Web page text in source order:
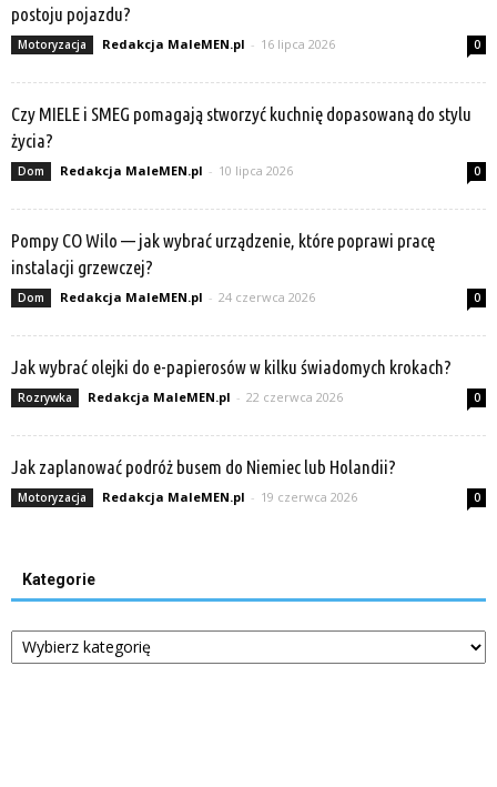
postoju pojazdu?
Motoryzacja Redakcja MaleMEN.pl - 16 lipca 2026 0
Czy MIELE i SMEG pomagają stworzyć kuchnię dopasowaną do stylu
życia?
Dom Redakcja MaleMEN.pl - 10 lipca 2026 0
Pompy CO Wilo — jak wybrać urządzenie, które poprawi pracę
instalacji grzewczej?
Dom Redakcja MaleMEN.pl - 24 czerwca 2026 0
Jak wybrać olejki do e-papierosów w kilku świadomych krokach?
Rozrywka Redakcja MaleMEN.pl - 22 czerwca 2026 0
Jak zaplanować podróż busem do Niemiec lub Holandii?
Motoryzacja Redakcja MaleMEN.pl - 19 czerwca 2026 0
Kategorie
Kategorie